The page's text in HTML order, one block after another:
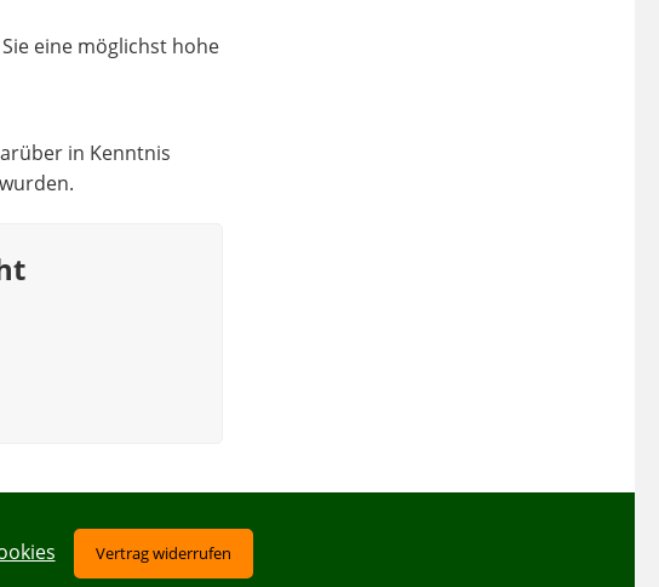
eine möglichst hohe
in Kenntnis
Vertrag widerrufen